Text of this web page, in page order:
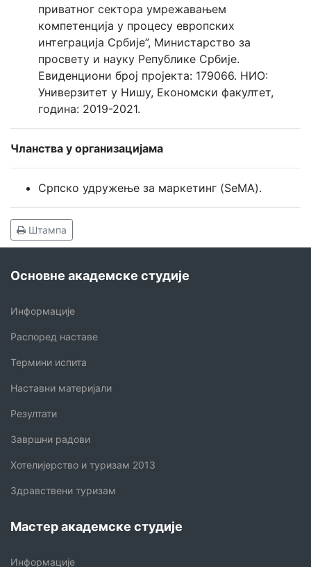
приватног сектора умрежавањем
компетенција у процесу европских
интеграција Србије”, Министарство за
просвету и науку Републике Србије.
Eвиденциони број пројекта: 179066. НИО:
Универзитет у Нишу, Економски факултет,
година: 2019-2021.
Чланства у организацијама
Српско удружење за маркетинг (SeMA).
Штампа
Основне академске студије
Информације
Распоред наставе
Термини испита
Наставни материјали
Резултати
Завршни радови
Хотелијерство и туризам 2013
Здравствени туризам
Мастер академске студије
Информације